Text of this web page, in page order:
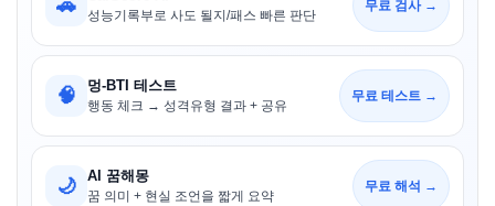
🚗 성능기록부로 사도 될지/패스 빠른 판단
무료 검사 →
🧠 멍-BTI 테스트
행동 체크 → 성격유형 결과 + 공유
무료 테스트 →
🌙 AI 꿈해몽
꿈 의미 + 현실 조언을 짧게 요약
무료 해석 →